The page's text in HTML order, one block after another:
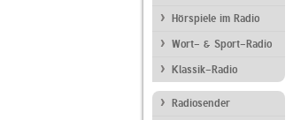
Hörspiele im Radio
Wort- & Sport-Radio
Klassik-Radio
Radiosender